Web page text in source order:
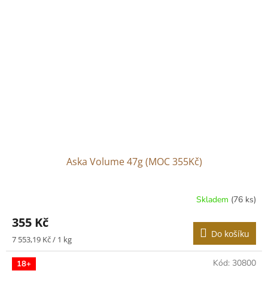
Aska Volume 47g (MOC 355Kč)
produktu
je
z
5
Skladem (76 ks)
355 Kč
Měrná
cena:
7 553,19 Kč / 1 kg Do košíku
18+ Kód: 30800